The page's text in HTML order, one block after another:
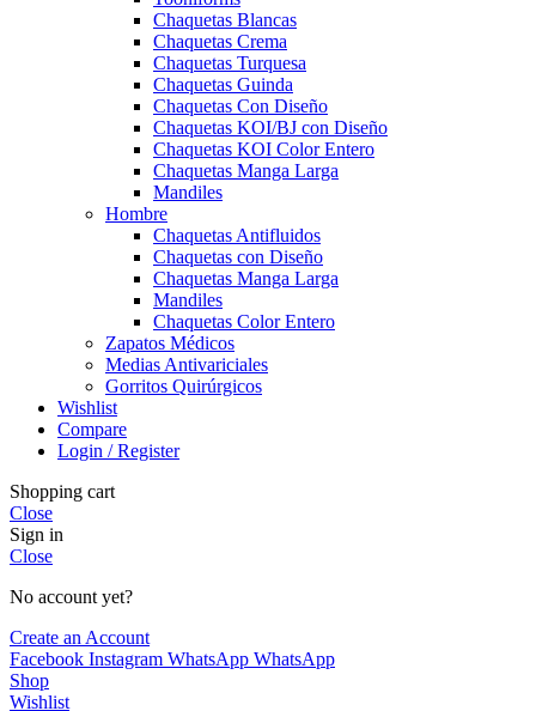
Chaquetas Blancas
Chaquetas Crema
Chaquetas Turquesa
Chaquetas Guinda
Chaquetas Con Diseño
Chaquetas KOI/BJ con Diseño
Chaquetas KOI Color Entero
Chaquetas Manga Larga
Mandiles
Hombre
Chaquetas Antifluidos
Chaquetas con Diseño
Chaquetas Manga Larga
Mandiles
Chaquetas Color Entero
Zapatos Médicos
Medias Antivariciales
Gorritos Quirúrgicos
Wishlist
Compare
Login / Register
Shopping cart
Close
Sign in
Close
No account yet?
Create an Account
Facebook Instagram WhatsApp WhatsApp
Shop
Wishlist